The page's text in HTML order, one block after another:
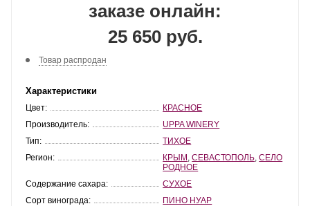
заказе онлайн:
25 650 руб.
Товар распродан
Характеристики
Цвет:
КРАСНОЕ
Производитель:
UPPA WINERY
Тип:
ТИХОЕ
Регион:
КРЫМ ,СЕВАСТОПОЛЬ ,СЕЛО
РОДНОЕ
Содержание сахара:
СУХОЕ
Сорт винограда:
ПИНО НУАР